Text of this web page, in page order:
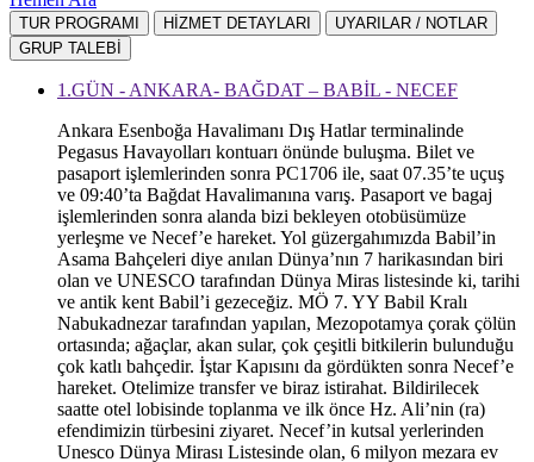
TUR PROGRAMI HİZMET DETAYLARI
UYARILAR / NOTLAR
GRUP TALEBİ
1.GÜN - ANKARA- BAĞDAT – BABİL - NECEF
Ankara Esenboğa Havalimanı Dış Hatlar terminalinde
Pegasus Havayolları kontuarı önünde buluşma. Bilet ve
pasaport işlemlerinden sonra PC1706 ile, saat 07.35’te uçuş
ve 09:40’ta Bağdat Havalimanına varış. Pasaport ve bagaj
işlemlerinden sonra alanda bizi bekleyen otobüsümüze
yerleşme ve Necef’e hareket. Yol güzergahımızda Babil’in
Asama Bahçeleri diye anılan Dünya’nın 7 harikasından biri
olan ve UNESCO tarafından Dünya Miras listesinde ki, tarihi
ve antik kent Babil’i gezeceğiz. MÖ 7. YY Babil Kralı
Nabukadnezar tarafından yapılan, Mezopotamya çorak çölün
ortasında; ağaçlar, akan sular, çok çeşitli bitkilerin bulunduğu
çok katlı bahçedir. İştar Kapısını da gördükten sonra Necef’e
hareket. Otelimize transfer ve biraz istirahat. Bildirilecek
saatte otel lobisinde toplanma ve ilk önce Hz. Ali’nin (ra)
efendimizin türbesini ziyaret. Necef’in kutsal yerlerinden
Unesco Dünya Mirası Listesinde olan, 6 milyon mezara ev